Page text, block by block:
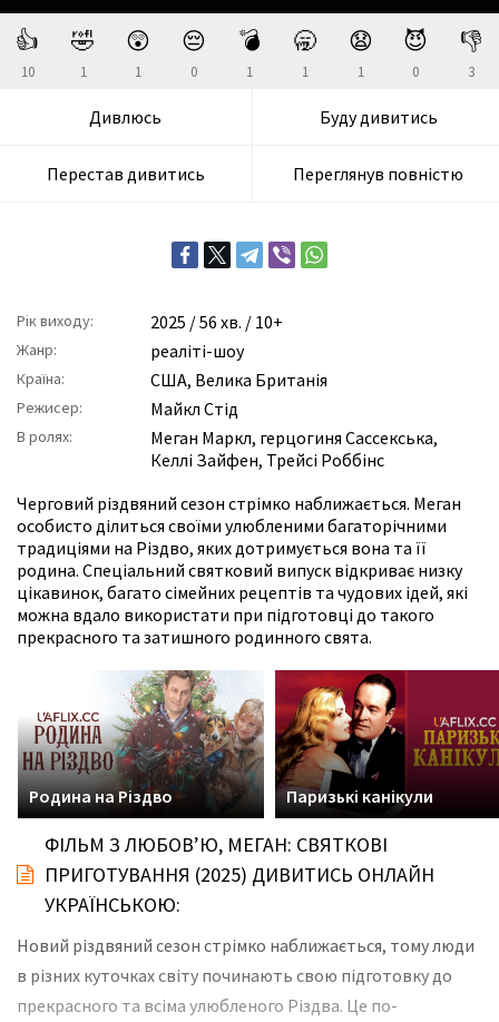
👍
10
🤣
1
😲
1
😔
0
💣
1
🥱
1
😧
1
😈
0
👎
3
Дивлюсь Буду дивитись
Перестав дивитись Переглянув повністю
Рік виходу: 2025 / 56 хв. / 10+
Жанр: реаліті-шоу
Країна: США, Велика Британія
Режисер: Майкл Стід
В ролях: Меган Маркл, герцогиня Сассекська,
Келлі Зайфен, Трейсі Роббінс
Черговий різдвяний сезон стрімко наближається. Меган
особисто ділиться своїми улюбленими багаторічними
традиціями на Різдво, яких дотримується вона та її
родина. Спеціальний святковий випуск відкриває низку
цікавинок, багато сімейних рецептів та чудових ідей, які
можна вдало використати при підготовці до такого
прекрасного та затишного родинного свята.
Родина на Різдво Паризькі канікули
ФІЛЬМ З ЛЮБОВʼЮ, МЕГАН: СВЯТКОВІ
ПРИГОТУВАННЯ (2025) ДИВИТИСЬ ОНЛАЙН
УКРАЇНСЬКОЮ:
Новий різдвяний сезон стрімко наближається, тому люди
в різних куточках світу починають свою підготовку до
прекрасного та всіма улюбленого Різдва. Це по-